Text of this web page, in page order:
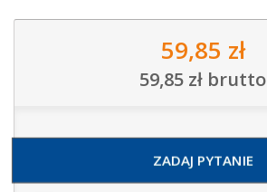
59,85 zł
59,85 zł brutto
ZADAJ PYTANIE